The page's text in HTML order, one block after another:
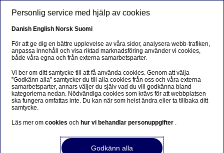
Beklager...
Siden findes desværre ikke på dansk
Bliv på siden|Fortsæt til en relateret side på dansk
Personlig service med hjälp av cookies
Danish English Norsk Suomi
För att ge dig en bättre upplevelse av våra sidor, analysera webb-trafiken,
anpassa innehåll och visa riktad marknadsföring använder vi cookies,
både våra egna och från externa samarbetsparter.
Vi ber om ditt samtycke till att få använda cookies. Genom att välja
”Godkänn alla” samtycker du till alla cookies från oss och våra externa
samarbetsparter, annars väljer du själv vad du vill godkänna bland
kategorierna nedan. Nödvändiga cookies som krävs för att webbplatsen
ska fungera omfattas inte. Du kan när som helst ändra eller ta tillbaka ditt
samtycke.
Läs mer omcookiesoch hur vi behandlar personuppgifter .
Godkänn alla